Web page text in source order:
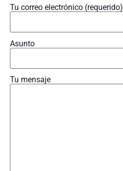
Tu correo electrónico (requerido)
Asunto
Tu mensaje